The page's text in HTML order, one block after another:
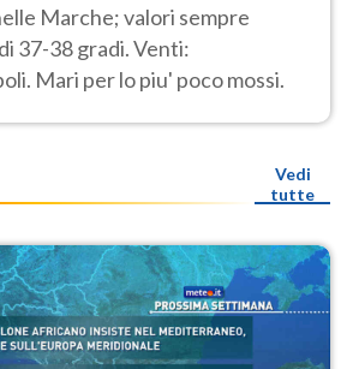
Marche; valori sempre
37-38 gradi. Venti:
Mari per lo piu' poco mossi.
Vedi
tutte